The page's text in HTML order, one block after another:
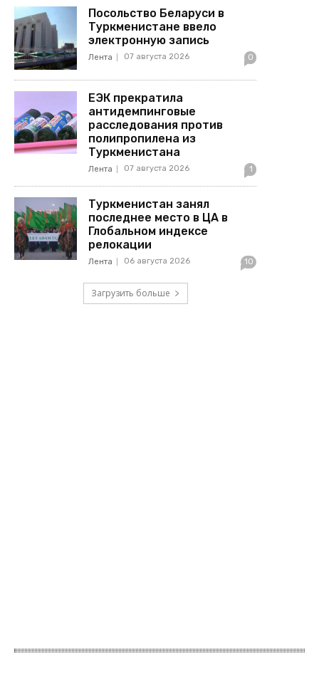
Посольство Беларуси в
Туркменистане ввело
электронную запись
Лента 07 августа 2026 0
ЕЭК прекратила
антидемпинговые
расследования против
полипропилена из
Туркменистана
Лента 07 августа 2026 1
Туркменистан занял
последнее место в ЦА в
Глобальном индексе
релокации
Лента 06 августа 2026 10
Загрузить больше